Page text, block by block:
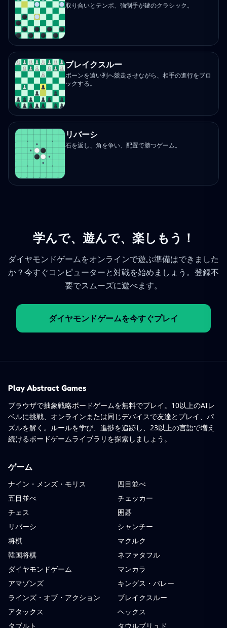
取り合いとテンポ、強制手が鍵のクラシック。
ブレイクスルー
ポーンを遠い列へ競走させながら、相手の進行をブロ
ックする。
リバーシ
石を返し、角を争い、配置で勝つゲーム。
学んで、遊んで、楽しもう！
ダイヤモンドゲームをオンラインで遊ぶ準備はできました
か？今すぐコンピューターと対戦を始めましょう。登録不
要でスムーズに遊べます。
ダイヤモンドゲームを今すぐプレイ
Play Abstract Games
ブラウザで抽象戦略ボードゲームを無料でプレイ。10以上のAIレ
ベルに挑戦、オンラインまたは同じデバイスで友達とプレイ、パ
ズルを解く。ルールを学び、進捗を追跡し、23以上の言語で増え
続けるボードゲームライブラリを探索しましょう。
ゲーム
ナイン・メンズ・モリス
四目並べ
五目並べ
チェッカー
チェス
囲碁
リバーシ
シャンチー
将棋
マクルク
韓国将棋
ネファタフル
ダイヤモンドゲーム
マンカラ
アマゾンズ
キングス・バレー
ラインズ・オブ・アクション
ブレイクスルー
アタックス
ヘックス
タブルト
タウルブリュド